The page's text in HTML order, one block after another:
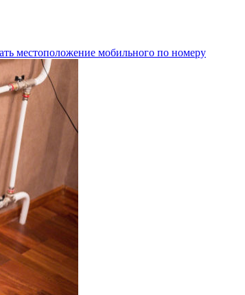
местоположение мобильного по номеру